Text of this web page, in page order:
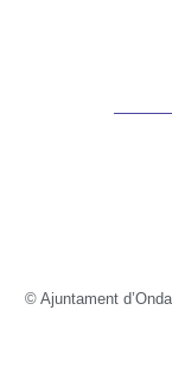
© Ajuntament d’Onda